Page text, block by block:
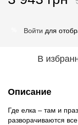
Войти для
В
Описание
Где елка – там и
разворачиваются